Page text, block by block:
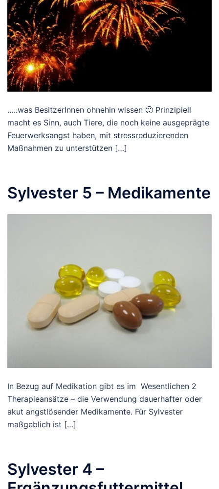
…..was BesitzerInnen ohnehin wissen 🙂 Prinzipiell
macht es Sinn, auch Tiere, die noch keine ausgeprägte
Feuerwerksangst haben, mit stressreduzierenden
Maßnahmen zu unterstützen […]
Sylvester 5 – Medikamente
In Bezug auf Medikation gibt es im Wesentlichen 2
Therapieansätze – die Verwendung dauerhafter oder
akut angstlösender Medikamente. Für Sylvester
maßgeblich ist […]
Sylvester 4 –